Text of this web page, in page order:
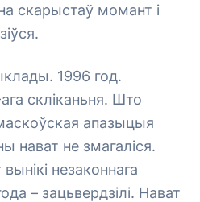
скарыстаў момант і
1996 год.
скліканьня. Што
апазыцыя
нават не змагаліся.
незаконнага
– зацьвердзілі. Нават